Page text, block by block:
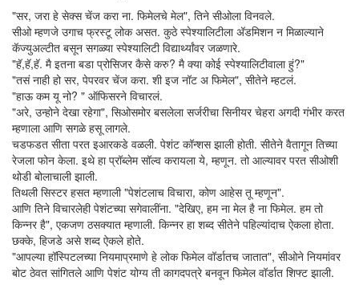
"सर, जरा हे सेक्स चेंज करा ना. फिमेलचे मेल", तिने सीओला विनवले.
सीओ म्हणजे उगाच फ्रस्टू लोक असत. कुठे स्पेश्यालिटीला अ‍ॅडमिशन न मिळाल्याने
कॅज्युअल्टीत बसून सगळ्या स्पेश्यालिटी विद्यार्थ्यांवर जळणारे.
"हॅ,हॅ,हॅ. मै इतना बडा प्रोसिजर कैसे करु? मै क्या कोई स्पेश्यालिटीवाला हुं?"
"तसं नाही हो सर, पेपरवर चेंज करा. शी इज नॉट अ फिमेल", सीतेने म्हटलं.
"हाऊ कम यू नो? " ऑफिसरने विचारलं.
"अरे, उन्होने देखा रहेगा", सिओसमोर बसलेला सर्जरीचा सिनीयर चेहरा अगदी गंभीर करत
म्हणाला आणि सगळे हसू लागले.
चडफडत सीता परत इआरकडे वळली. पेशंट कॉन्शस झाली होती. सीतेने वैतागून तिच्या
रेजला फोन केला. इथे हा प्रॉब्लेम सॉल्व करायला ये, म्हणून. तो आल्यावर परत सीओशी
थोडी बोलाचाली झाली.
तिथली सिस्टर हसत म्हणाली "पेशंटलाच विचारा, कोण आहेस तू म्हणून".
आणि तिने विचारलेही पेशंटच्या सगेवालींना. "देखिए, हम ना मेल है ना फिमेल. हम तो
किन्नर है", एकजण ठसक्यात म्हणाली. किन्नर हा शब्द सीतेने पहिल्यांदाच ऐकला होता.
छक्के, हिजडे असे शब्द ऐकले होते.
"आपल्या हॉस्पिटलच्या नियमाप्रमाणे हे लोक फिमेल वॉर्डातच जातात", सीओने नियमांवर
बोट ठेवत सांगितले आणि पेशंट योग्य ती कागदपत्रे बनवून फिमेल वॉर्डात शिफ्ट झाली.